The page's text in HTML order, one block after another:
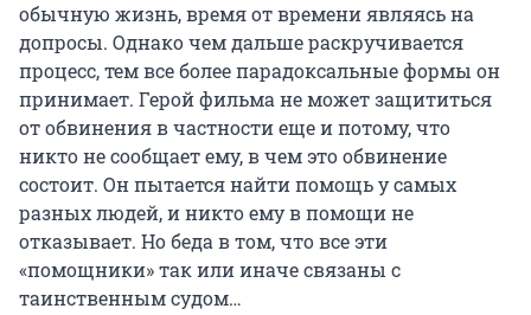
обычную жизнь, время от времени являясь на
допросы. Однако чем дальше раскручивается
процесс, тем все более парадоксальные формы он
принимает. Герой фильма не может защититься
от обвинения в частности еще и потому, что
никто не сообщает ему, в чем это обвинение
состоит. Он пытается найти помощь у самых
разных людей, и никто ему в помощи не
отказывает. Но беда в том, что все эти
«помощники» так или иначе связаны с
таинственным судом…